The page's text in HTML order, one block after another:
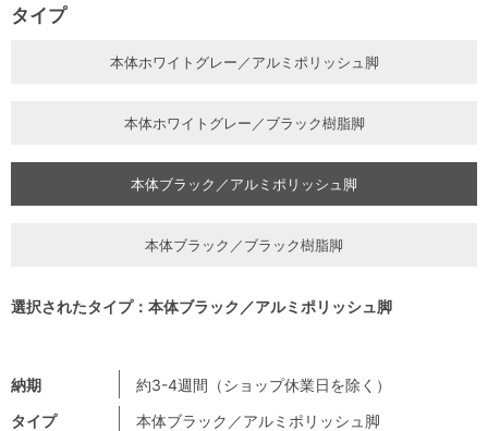
納期
約3-4週間（ショップ休業日を除く）
タイプ
本体ブラック／アルミポリッシュ脚
タイプ
本体ホワイトグレー／アルミポリッシュ脚
本体ホワイトグレー／ブラック樹脂脚
本体ブラック／アルミポリッシュ脚
本体ブラック／ブラック樹脂脚
選択されたタイプ：本体ブラック／アルミポリッシュ脚